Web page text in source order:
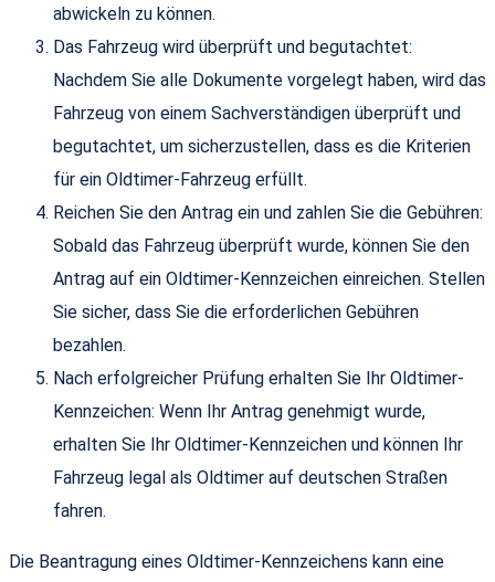
abwickeln zu können.
Das Fahrzeug wird überprüft und begutachtet:
Nachdem Sie alle Dokumente vorgelegt haben, wird das
Fahrzeug von einem Sachverständigen überprüft und
begutachtet, um sicherzustellen, dass es die Kriterien
für ein Oldtimer-Fahrzeug erfüllt.
Reichen Sie den Antrag ein und zahlen Sie die Gebühren:
Sobald das Fahrzeug überprüft wurde, können Sie den
Antrag auf ein Oldtimer-Kennzeichen einreichen. Stellen
Sie sicher, dass Sie die erforderlichen Gebühren
bezahlen.
Nach erfolgreicher Prüfung erhalten Sie Ihr Oldtimer-
Kennzeichen: Wenn Ihr Antrag genehmigt wurde,
erhalten Sie Ihr Oldtimer-Kennzeichen und können Ihr
Fahrzeug legal als Oldtimer auf deutschen Straßen
fahren.
Die Beantragung eines Oldtimer-Kennzeichens kann eine